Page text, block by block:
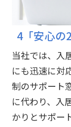
4「安心の
当社では、入
にも迅速に対
制のサポート
に代わり、入
かりとサポー